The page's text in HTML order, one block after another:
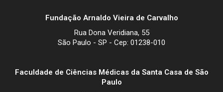
Fundação Arnaldo Vieira de Carvalho
Rua Dona Veridiana, 55
São Paulo - SP - Cep: 01238-010
Faculdade de Ciências Médicas da Santa Casa de São
Paulo